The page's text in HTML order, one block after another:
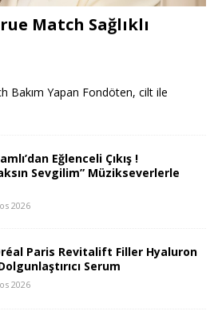
Match Sağlıklı
Bakım Yapan Fondöten, cilt ile
Eğlenceli Çıkış !
Sevgilim” Müzikseverlerle
2026
Paris Revitalift Filler Hyaluron
Serum
2026